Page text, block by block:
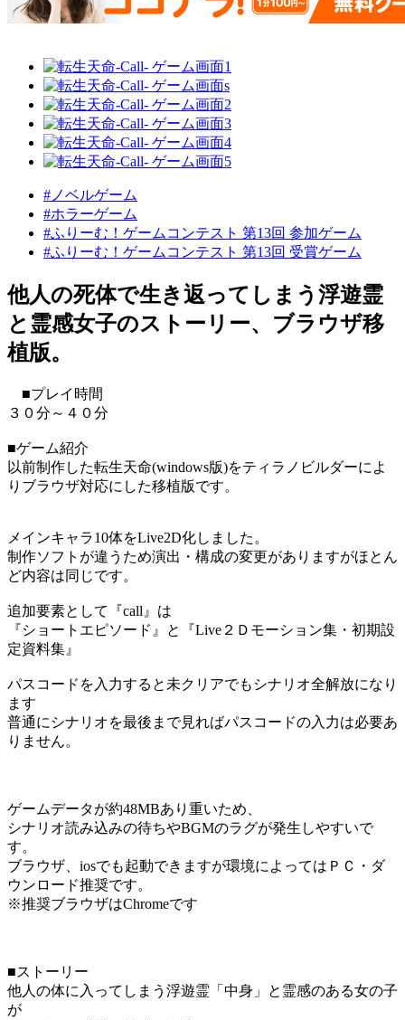
#ノベルゲーム
#ホラーゲーム
#ふりーむ！ゲームコンテスト 第13回 参加ゲーム
#ふりーむ！ゲームコンテスト 第13回 受賞ゲーム
他人の死体で生き返ってしまう浮遊霊
と霊感女子のストーリー、ブラウザ移
植版。
■プレイ時間
３０分～４０分
■ゲーム紹介
以前制作した転生天命(windows版)をティラノビルダーによ
りブラウザ対応にした移植版です。
メインキャラ10体をLive2D化しました。
制作ソフトが違うため演出・構成の変更がありますがほとん
ど内容は同じです。
追加要素として『call』は
『ショートエピソード』と『Live２Ｄモーション集・初期設
定資料集』
パスコードを入力すると未クリアでもシナリオ全解放になり
ます
普通にシナリオを最後まで見ればパスコードの入力は必要あ
りません。
ゲームデータが約48MBあり重いため、
シナリオ読み込みの待ちやBGMのラグが発生しやすいで
す。
ブラウザ、iosでも起動できますが環境によってはＰＣ・ダ
ウンロード推奨です。
※推奨ブラウザはChromeです
■ストーリー
他人の体に入ってしまう浮遊霊「中身」と霊感のある女の子
が